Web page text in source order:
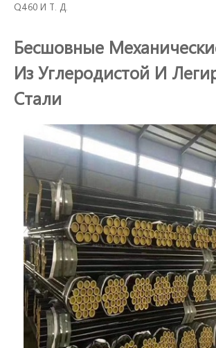
Q460 И Т. Д.
Бесшовные
Из Углеродистой И
Стали